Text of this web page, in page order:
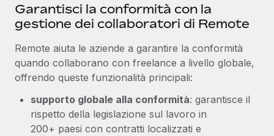
Garantisci la conformità con la
gestione dei collaboratori di Remote
Remote aiuta le aziende a garantire la conformità
quando collaborano con freelance a livello globale,
offrendo queste funzionalità principali:
supporto globale alla conformità: garantisce il
rispetto della legislazione sul lavoro in
200+ paesi con contratti localizzati e